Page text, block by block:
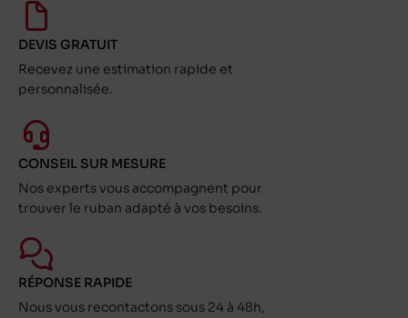
DEVIS GRATUIT
Recevez une estimation rapide et
personnalisée.
CONSEIL SUR MESURE
Nos experts vous accompagnent pour
trouver le ruban adapté à vos besoins.
RÉPONSE RAPIDE
Nous vous recontactons sous 24 à 48h,